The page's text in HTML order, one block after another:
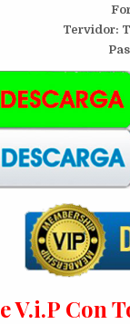
Tervidor:
V.i.P Con